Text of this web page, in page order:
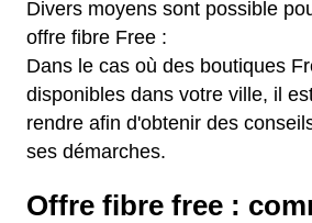
Divers moyens sont possible
offre fibre Free :
Dans le cas où des boutiques
disponibles dans votre ville, il
rendre afin d'obtenir des
ses démarches.
Offre fibre free :